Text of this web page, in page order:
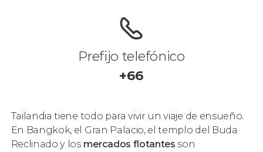
Prefijo telefónico
+66
Tailandia tiene todo para vivir un viaje de ensueño.
En Bangkok, el Gran Palacio, el templo del Buda
Reclinado y los mercados flotantes son